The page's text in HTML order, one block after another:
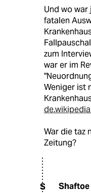
Und wo
fatalen
zum
war er im
Weniger ist
War die taz
Zeitung?
S Shaftoe